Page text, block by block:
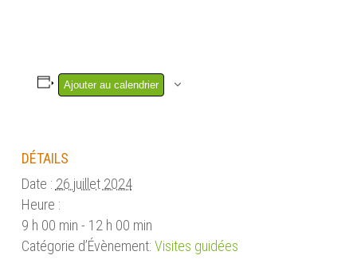
Ajouter au calendrier
DÉTAILS
Date : 26 juillet 2024
Heure :
9 h 00 min - 12 h 00 min
Catégorie d’Évènement: Visites guidées